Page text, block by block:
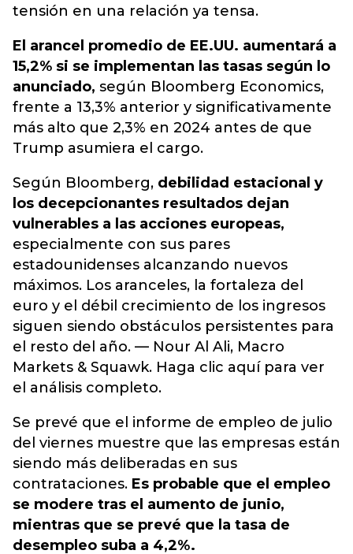
tensión en una relación ya tensa.
El arancel promedio de EE.UU. aumentará a
15,2% si se implementan las tasas según lo
anunciado, según Bloomberg Economics,
frente a 13,3% anterior y significativamente
más alto que 2,3% en 2024 antes de que
Trump asumiera el cargo.
Según Bloomberg, debilidad estacional y
los decepcionantes resultados dejan
vulnerables a las acciones europeas,
especialmente con sus pares
estadounidenses alcanzando nuevos
máximos. Los aranceles, la fortaleza del
euro y el débil crecimiento de los ingresos
siguen siendo obstáculos persistentes para
el resto del año. — Nour Al Ali, Macro
Markets & Squawk. Haga clic aquí para ver
el análisis completo.
Se prevé que el informe de empleo de julio
del viernes muestre que las empresas están
siendo más deliberadas en sus
contrataciones. Es probable que el empleo
se modere tras el aumento de junio,
mientras que se prevé que la tasa de
desempleo suba a 4,2%.